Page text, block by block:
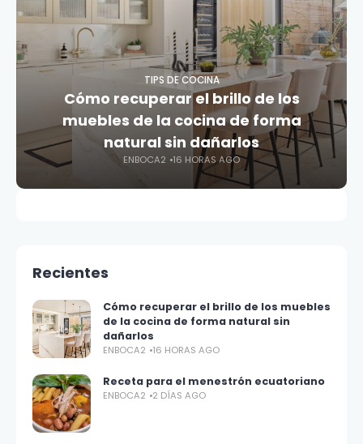
TIPS DE COCINA
Cómo recuperar el brillo de los
muebles de la cocina de forma
natural sin dañarlos
ENBOCA2 16 HORAS AGO
Recientes
Cómo recuperar el brillo de los muebles
de la cocina de forma natural sin
dañarlos
ENBOCA2 16 HORAS AGO
Receta para el menestrón ecuatoriano
ENBOCA2 2 DÍAS AGO